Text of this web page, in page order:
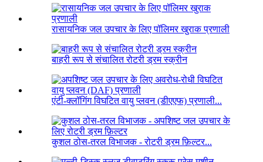
रासायनिक जल उपचार के लिए पॉलिमर खुराक प्रणाली
बाहरी रूप से संचालित रोटरी ड्रम स्क्रीन
एंटी-क्लॉगिंग विघटित वायु प्लवन (डीएएफ) प्रणाली...
कुशल ठोस-तरल विभाजक - रोटरी ड्रम फ़िल्टर...